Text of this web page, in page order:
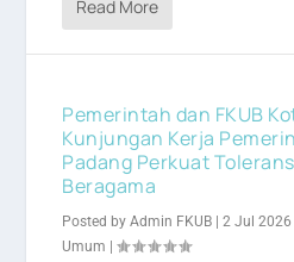
Read More
Pemerintah dan FKUB
Kunjungan Kerja
Padang Perkuat
Beragama
Posted byAdmin FKUB |2 Jul 2026
Umum
|